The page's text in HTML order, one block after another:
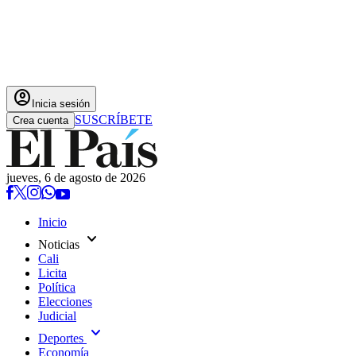
account_circle Inicia sesión
Crea cuenta SUSCRÍBETE
jueves, 6 de agosto de 2026
Inicio
Noticias expand_more
Cali
Licita
Política
Elecciones
Judicial
Deportes expand_more
Economía